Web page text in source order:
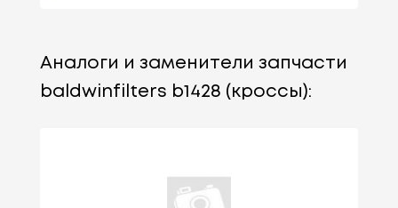
Аналоги и заменители запчасти
baldwinfilters b1428 (кроссы):